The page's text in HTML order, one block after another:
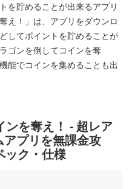
を貯めることが出来るアプリ
え！」は、アプリをダウンロ
してポイントを貯めることが
ゴンを倒してコインを奪
能でコインを集めることも出
ンを奪え！ - 超レア
アプリを無課金攻
ック・仕様